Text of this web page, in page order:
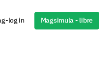
log in Magsimula - libre